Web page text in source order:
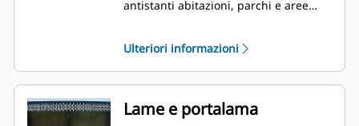
antistanti abitazioni, parchi e aree
Ulteriori informazioni
Lame e portalama